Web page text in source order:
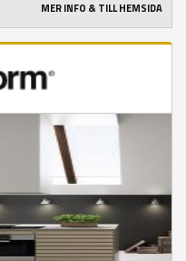
MER INFO & TILL HEMSIDA